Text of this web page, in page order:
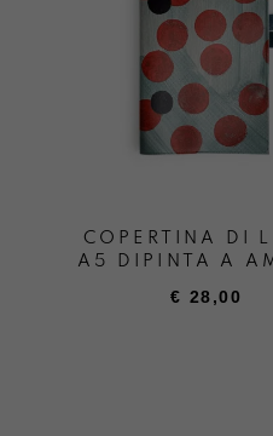
COPERTINA DI
A5 DIPINTA A
€ 28,00